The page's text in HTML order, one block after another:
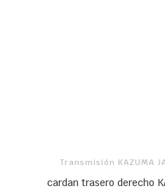
Transmisión KAZUMA
cardan trasero derecho